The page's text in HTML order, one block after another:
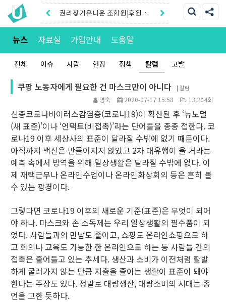
권리찾기유니온 조합원|후원안
내
권리찾기센터 온라인신청|상담
뉴스 자료실 가입안내 도움말
전체 이슈 사람 현장 정책 칼럼 고발
쿠팡 노동자에게 필요한 건 마스크만이 아니다 | 칼럼
명숙 2020-07-17 15:58 13,204회
신종코로나바이러스감염증(코로나19)이 확산된 후 ‘뉴노멀
(새 표준)’이나 ‘언택트(비접촉)’라는 단어들을 종종 접한다. 코
로나19 이후 세상사의 표준이 달라질 수밖에 없기 때문이다.
아직까지 백신은 만들어지지 않았고 2차 대유행이 올 거라는
예측 속에서 방역을 위해 일상생활은 달라질 수밖에 없다. 이
제 재택근무나 온라인수업이나 온라인화상회의 등은 흔히 볼
수 있는 광경이다.
그렇다면 코로나19 이후의 새로운 기준(표준)은 무엇이 되어
야 하나. 마스크와 손 소독제는 우리 일상생활의 필수품이 되
었다. 사람들과의 만남도 줄이고, 쇼핑도 온라인쇼핑으로 하
고 회의나 교육도 가능한 한 온라인으로 하는 등 사람들 간의
접촉은 줄어들고 있는 추세다. 생산과 소비가 이전처럼 활발
하게 굴러가지 않는 만큼 지출을 줄이는 생활이 표준이 돼야
한다는 주장도 있다. 정말로 대량생산, 대량소비의 시대는 종
언을 고한 듯하다.